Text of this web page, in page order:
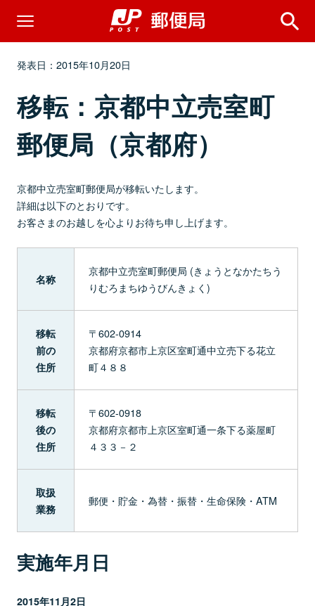
発表日：2015年10月20日
移転：京都中立売室町
郵便局（京都府）
京都中立売室町郵便局が移転いたします。
詳細は以下のとおりです。
お客さまのお越しを心よりお待ち申し上げます。
名称
京都中立売室町郵便局 (きょうとなかたちう
りむろまちゆうびんきょく)
移転
前の
住所
〒602-0914
京都府京都市上京区室町通中立売下る花立
町４８８
移転
後の
住所
〒602-0918
京都府京都市上京区室町通一条下る薬屋町
４３３－２
取扱
業務
郵便・貯金・為替・振替・生命保険・ATM
実施年月日
2015年11月2日